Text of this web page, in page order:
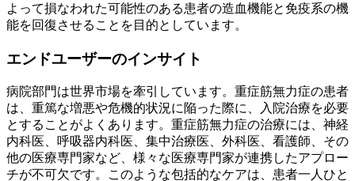
よって損なわれた可能性のある患者の造血機能と免疫系の機
能を回復させることを目的としています。
エンドユーザーのインサイト
病院部門は世界市場を牽引しています。重症筋無力症の患者
は、重篤な増悪や危機的状況に陥った際に、入院治療を必要
とすることがよくあります。重症筋無力症の治療には、神経
内科医、呼吸器内科医、集中治療医、外科医、看護師、その
他の医療専門家など、様々な医療専門家が連携したアプロー
チが不可欠です。このような包括的なケアは、患者一人ひと